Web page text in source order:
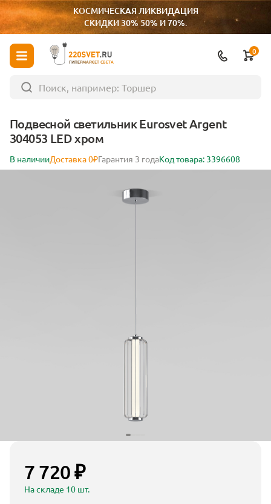
КОСМИЧЕСКАЯ ЛИКВИДАЦИЯ
СКИДКИ 30% 50% И 70%.
ГИПЕРМАРКЕТ СВЕТА
0
Подвесной светильник Eurosvet Argent
304053 LED хром
В наличииДоставка 0₽Гарантия 3 годаКод товара: 3396608
7 720 ₽
На складе 10 шт.